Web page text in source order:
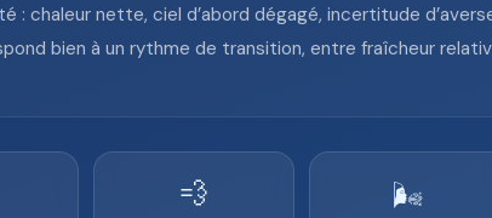
: chaleur nette, ciel d’abord dégagé, incertitude
bien à un rythme de transition, entre fraîcheur
💨 🌬️